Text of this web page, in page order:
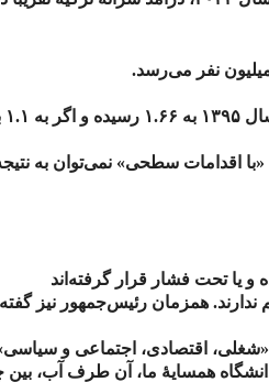
نفر می‌رسد.
۱۳۹۵ به ۱.۶۶ رسیده و اگر به ۱.۱
اقدامات سطحی» نمی‌توان به
و یا تحت فشار قرار گرفته‌اند
ندارند. همزمان رئیس‌جمهور نیز
اقتصادی، اجتماعی و
همسایهٔ ما، آن طرف آب، بین